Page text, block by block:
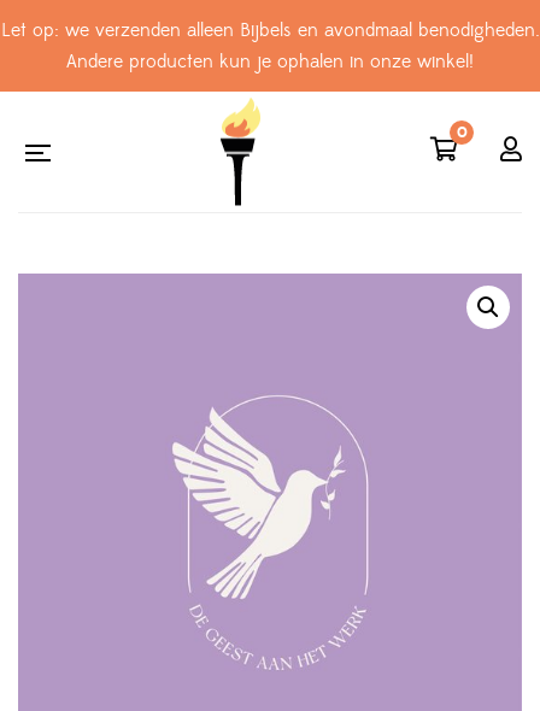
Let op: we verzenden alleen Bijbels en avondmaal benodigheden.
Andere producten kun je ophalen in onze winkel!
0